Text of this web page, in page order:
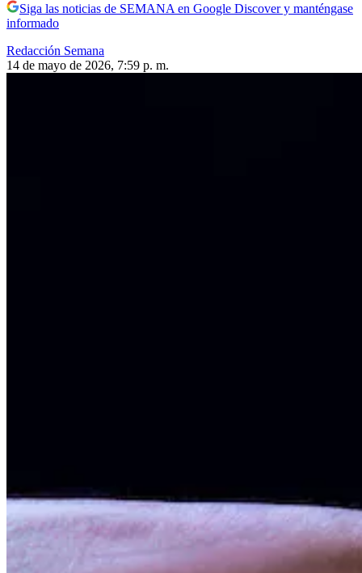
Siga las noticias de SEMANA en Google Discover y manténgase
informado
Redacción Semana
14 de mayo de 2026, 7:59 p. m.